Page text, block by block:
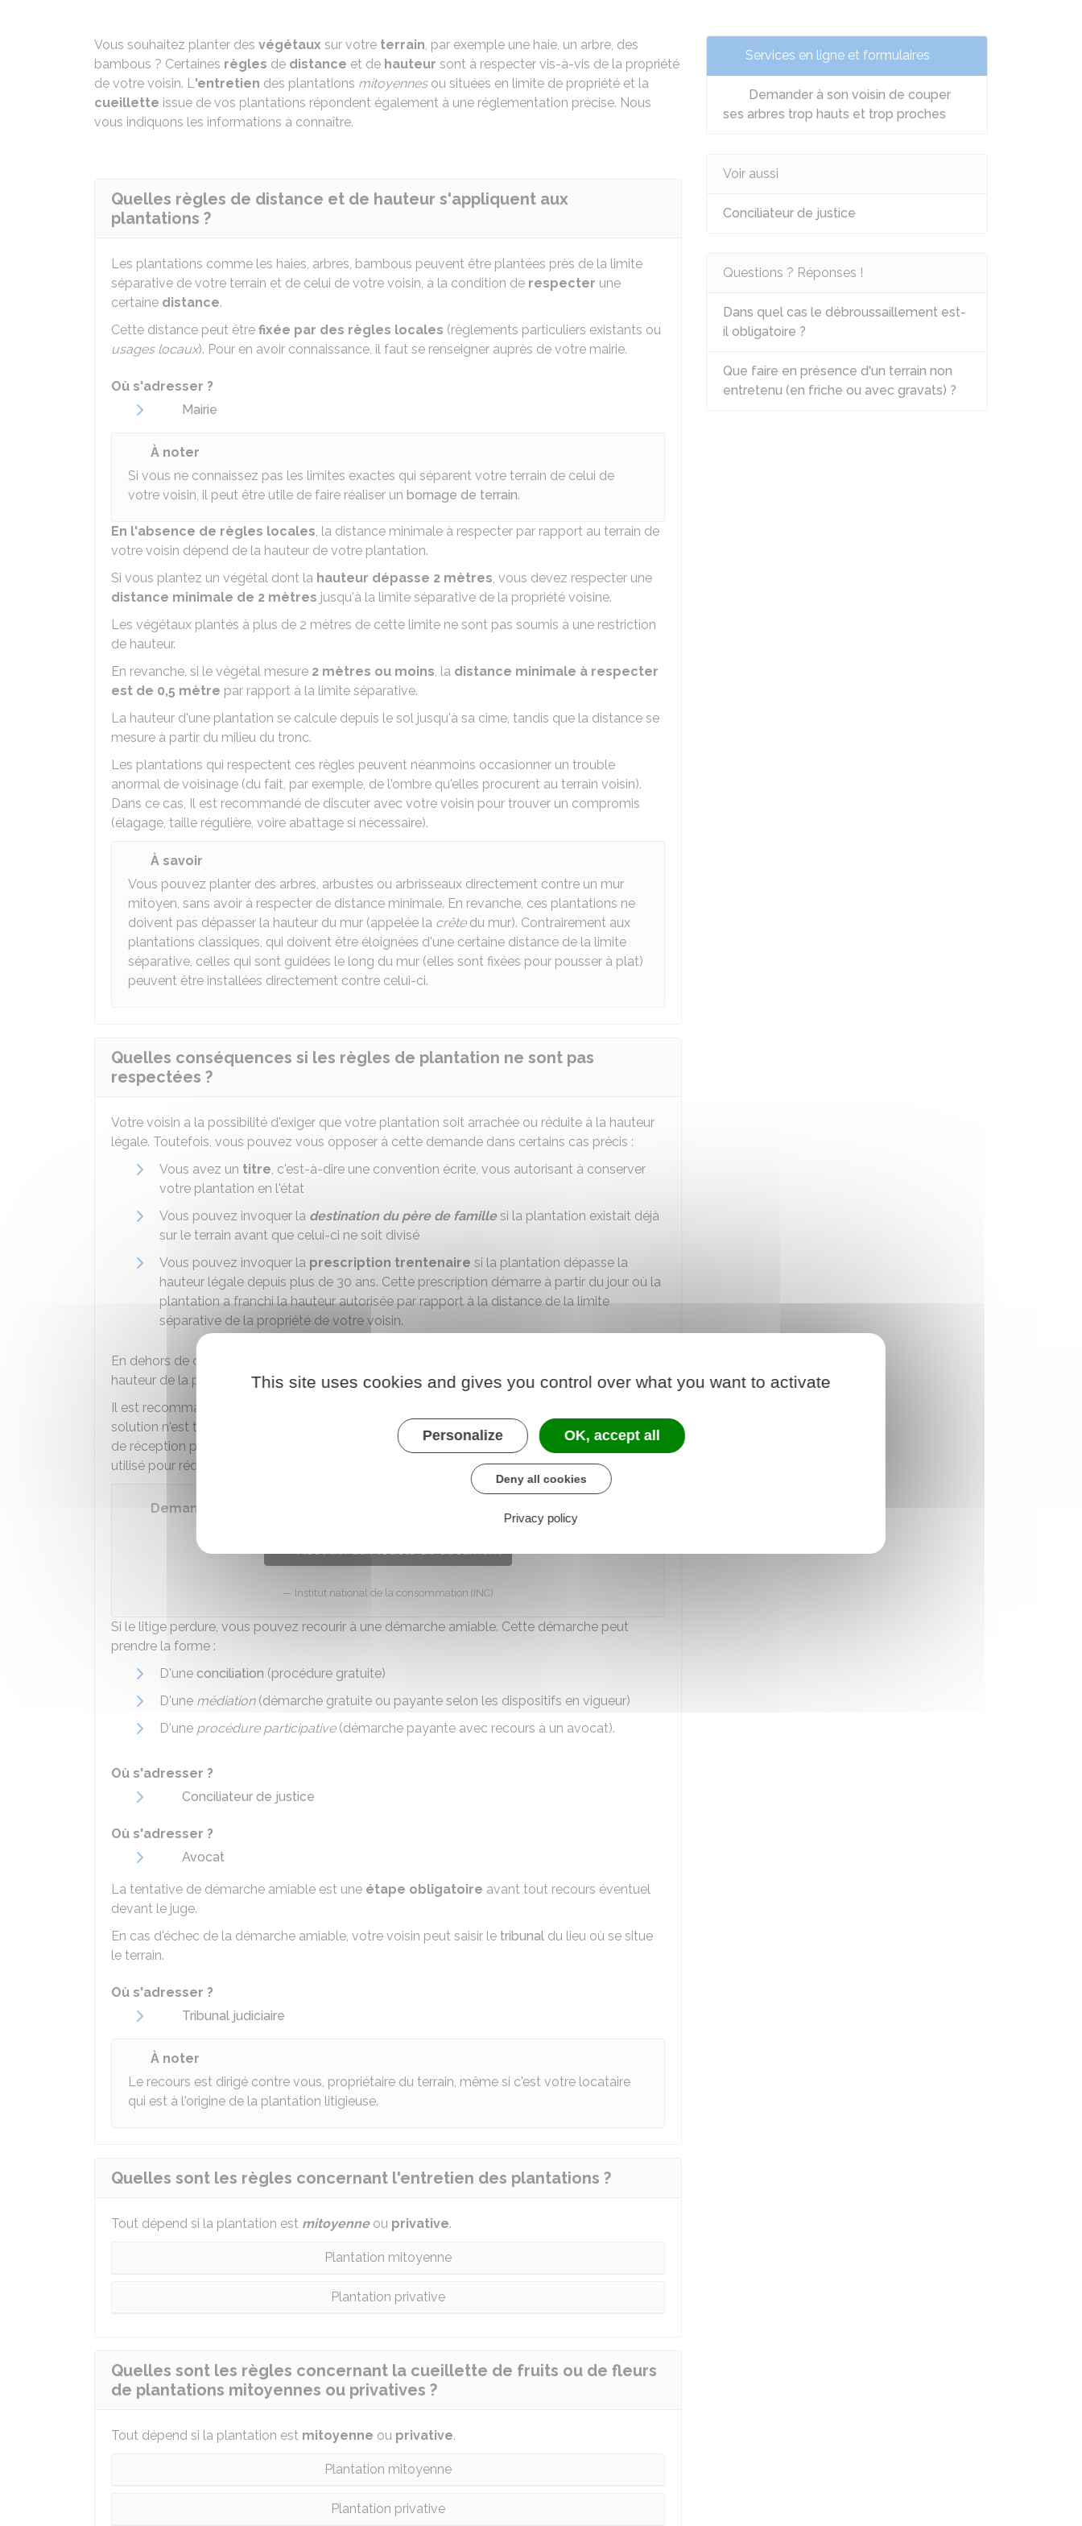
Vous souhaitez planter des végétaux sur votre terrain, par exemple une haie, un arbre, des
bambous ? Certaines règles de distance et de hauteur sont à respecter vis-à-vis de la propriété
de votre voisin. L'entretien des plantations mitoyennesou situées en limite de propriété et la
cueillette issue de vos plantations répondent également à une réglementation précise. Nous
vous indiquons les informations à connaître.
Quelles règles de distance et de hauteur s'appliquent aux
plantations ?
Les plantations comme les haies, arbres, bambous peuvent être plantées près de la limite
séparative de votre terrain et de celui de votre voisin, à la condition de respecter une
certaine distance.
Cette distance peut être fixée par des règles locales (règlements particuliers existants ou
usages locaux). Pour en avoir connaissance, il faut se renseigner auprès de votre mairie.
Où s'adresser ?
Mairie
À noter
Si vous ne connaissez pas les limites exactes qui séparent votre terrain de celui de
votre voisin, il peut être utile de faire réaliser un bornage de terrain.
En l'absence de règles locales, la distance minimale à respecter par rapport au terrain de
votre voisin dépend de la hauteur de votre plantation.
Si vous plantez un végétal dont la hauteur dépasse 2 mètres, vous devez respecter une
distance minimale de 2 mètres jusqu'à la limite séparative de la propriété voisine.
Les végétaux plantés à plus de 2 mètres de cette limite ne sont pas soumis à une restriction
de hauteur.
En revanche, si le végétal mesure 2 mètres ou moins, la distance minimale à respecter
est de 0,5 mètre par rapport à la limite séparative.
La hauteur d'une plantation se calcule depuis le sol jusqu'à sa cime, tandis que la distance se
mesure à partir du milieu du tronc.
Les plantations qui respectent ces règles peuvent néanmoins occasionner un trouble
anormal de voisinage (du fait, par exemple, de l'ombre qu'elles procurent au terrain voisin).
Dans ce cas, Il est recommandé de discuter avec votre voisin pour trouver un compromis
(élagage, taille régulière, voire abattage si nécessaire).
À savoir
Vous pouvez planter des arbres, arbustes ou arbrisseaux directement contre un mur
mitoyen, sans avoir à respecter de distance minimale. En revanche, ces plantations ne
doivent pas dépasser la hauteur du mur (appelée la crêtedu mur). Contrairement aux
plantations classiques, qui doivent être éloignées d'une certaine distance de la limite
séparative, celles qui sont guidées le long du mur (elles sont fixées pour pousser à plat)
peuvent être installées directement contre celui-ci.
Quelles conséquences si les règles de plantation ne sont pas
respectées ?
Votre voisin a la possibilité d'exiger que votre plantation soit arrachée ou réduite à la hauteur
légale. Toutefois, vous pouvez vous opposer à cette demande dans certains cas précis :
Vous avez un titre, c'est-à-dire une convention écrite, vous autorisant à conserver
votre plantation en l'état
Vous pouvez invoquer la destination du père de famillesi la plantation existait déjà
sur le terrain avant que celui-ci ne soit divisé
Vous pouvez invoquer la prescription trentenaire si la plantation dépasse la
hauteur légale depuis plus de 30 ans. Cette prescription démarre à partir du jour où la
plantation a franchi la hauteur autorisée par rapport à la distance de la limite
séparative de la propriété de votre voisin.
En dehors de ces situations, votre voisin est en droit d'exiger l'arrachage ou la réduction de la
hauteur de la plantation.
Il est recommandé de discuter avec votre voisin pour trouver un compromis. Si aucune
solution n'est trouvée, votre voisin doit vous adresser un courrier recommandé avec accusé
de réception pour signaler la gêne et vous rappeler la réglementation. Un modèle peut être
utilisé pour rédiger ce courrier :
Demander à son voisin de couper ses arbres trop hauts et trop proches
Accéder au Modèle de document
Institut national de la consommation (INC)
Si le litige perdure, vous pouvez recourir à une démarche amiable. Cette démarche peut
prendre la forme :
D'une conciliation (procédure gratuite)
D'une médiation(démarche gratuite ou payante selon les dispositifs en vigueur)
D'une procédure participative(démarche payante avec recours à un avocat).
Où s'adresser ?
Conciliateur de justice
Où s'adresser ?
Avocat
La tentative de démarche amiable est une étape obligatoire avant tout recours éventuel
devant le juge.
En cas d'échec de la démarche amiable, votre voisin peut saisir le tribunal du lieu où se situe
le terrain.
Où s'adresser ?
Tribunal judiciaire
À noter
Le recours est dirigé contre vous, propriétaire du terrain, même si c'est votre locataire
qui est à l'origine de la plantation litigieuse.
Quelles sont les règles concernant l'entretien des plantations ?
Tout dépend si la plantation est mitoyenneou privative.
Plantation mitoyenne
Plantation privative
Quelles sont les règles concernant la cueillette de fruits ou de fleurs
de plantations mitoyennes ou privatives ?
Tout dépend si la plantation est mitoyenne ou privative.
Plantation mitoyenne
Plantation privative
Services en ligne et formulaires
Demander à son voisin de couper
ses arbres trop hauts et trop proches
Voir aussi
Conciliateur de justice
Questions ? Réponses !
Dans quel cas le débroussaillement est-
il obligatoire ?
Que faire en présence d'un terrain non
entretenu (en friche ou avec gravats) ?
This site uses cookies and gives you control over what you want to activate
Personalize OK, accept all
Deny all cookies
Privacy policy